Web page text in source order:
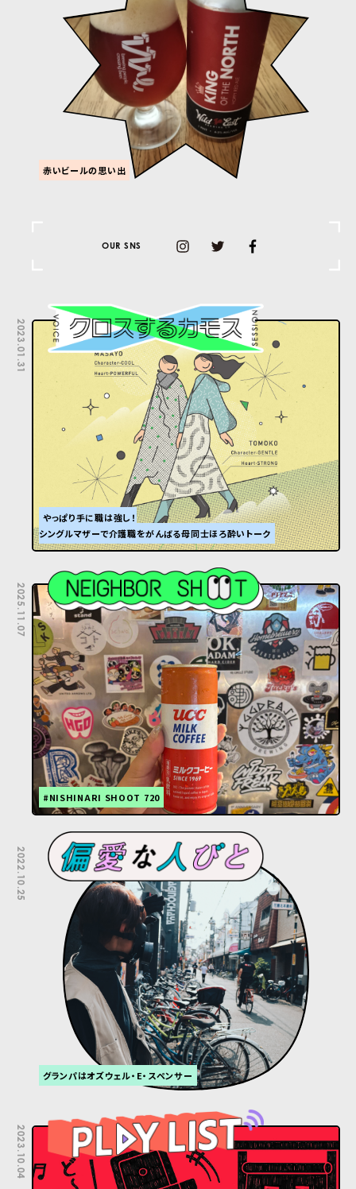
赤いビールの思い出
OUR SNS
2023.01.31
やっぱり手に職は強し！
シングルマザーで介護職をがんばる母同士ほろ酔いトーク
2025.11.07
#NISHINARI SHOOT 720
2022.10.25
グランパはオズウェル・E・スペンサー
2023.10.04